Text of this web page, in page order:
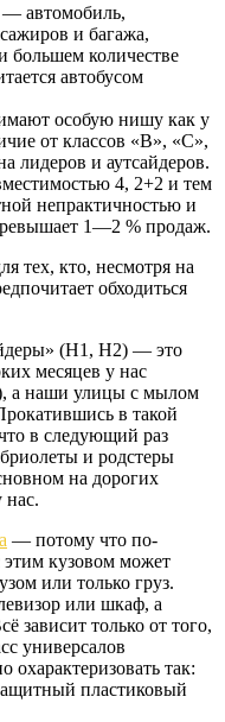
— автомобиль,
и багажа,
большем количестве
автобусом
особую нишу как у
от классов «В», «С»,
лидеров и аутсайдеров.
4, 2+2 и тем
непрактичностью и
1—2 % продаж.
тех, кто, несмотря на
обходиться
(H1, H2) — это
месяцев у нас
а наши улицы с мылом
в такой
в следующий раз
и родстеры
на дорогих
нас.
— потому что по-
кузовом может
или только груз.
или шкаф, а
зависит только от того,
универсалов
так:
пластиковый